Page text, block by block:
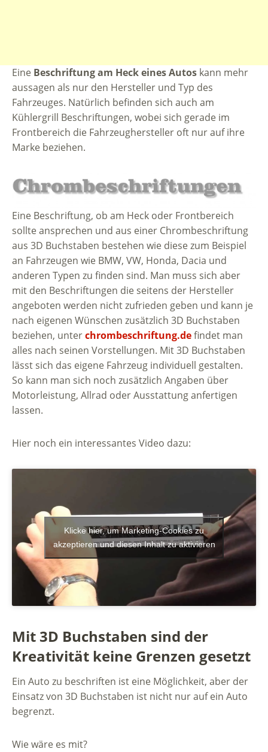
Eine Beschriftung am Heck eines Autos kann mehr
aussagen als nur den Hersteller und Typ des
Fahrzeuges. Natürlich befinden sich auch am
Kühlergrill Beschriftungen, wobei sich gerade im
Frontbereich die Fahrzeughersteller oft nur auf ihre
Marke beziehen.
Eine Beschriftung, ob am Heck oder Frontbereich
sollte ansprechen und aus einer Chrombeschriftung
aus 3D Buchstaben bestehen wie diese zum Beispiel
an Fahrzeugen wie BMW, VW, Honda, Dacia und
anderen Typen zu finden sind. Man muss sich aber
mit den Beschriftungen die seitens der Hersteller
angeboten werden nicht zufrieden geben und kann je
nach eigenen Wünschen zusätzlich 3D Buchstaben
beziehen, unterchrombeschriftung.defindet man
alles nach seinen Vorstellungen. Mit 3D Buchstaben
lässt sich das eigene Fahrzeug individuell gestalten.
So kann man sich noch zusätzlich Angaben über
Motorleistung, Allrad oder Ausstattung anfertigen
lassen.
Hier noch ein interessantes Video dazu:
Klicke hier, um Marketing-Cookies zu
akzeptieren und diesen Inhalt zu aktivieren
Mit 3D Buchstaben sind der
Kreativität keine Grenzen gesetzt
Ein Auto zu beschriften ist eine Möglichkeit, aber der
Einsatz von 3D Buchstaben ist nicht nur auf ein Auto
begrenzt.
Wie wäre es mit?